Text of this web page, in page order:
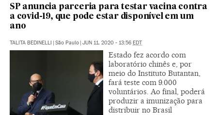
SP anuncia parceria para testar vacina contra
a covid-19, que pode estar disponível em um
ano
TALITA BEDINELLI | São Paulo | JUN 11, 2020 - 13:56 EDT
Estado fez acordo com
laboratório chinês e, por
meio do Instituto Butantan,
fará teste com 9.000
voluntários. Ao final, poderá
produzir a imunização para
distribuir no Brasil